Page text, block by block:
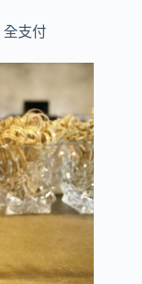
全支付